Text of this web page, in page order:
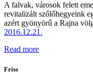
A falvak, városok felett
revitalizált szőlőhegyeink
azért gyönyörű a Rajna
2016.12.21.
Read more
Friss